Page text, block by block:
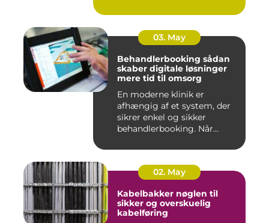
03. May
Behandlerbooking sådan
skaber digitale løsninger
mere tid til omsorg
En moderne klinik er
afhængig af et system, der
sikrer enkel og sikker
behandlerbooking. Når
02. May
Kabelbakker nøglen til
sikker og overskuelig
kabelføring